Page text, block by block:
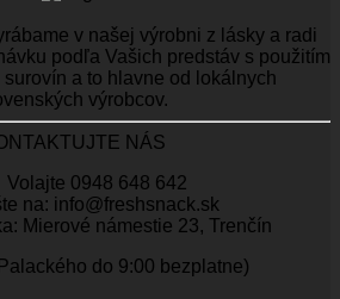
v našej výrobni z lásky a radi
podľa Vašich predstáv s použitím
a to hlavne od lokálnych
výrobcov.
NÁS
Volajte 0948 648 642
na: info@freshsnack.sk
Mierové námestie 23, Trenčín
do 9:00 bezplatne)